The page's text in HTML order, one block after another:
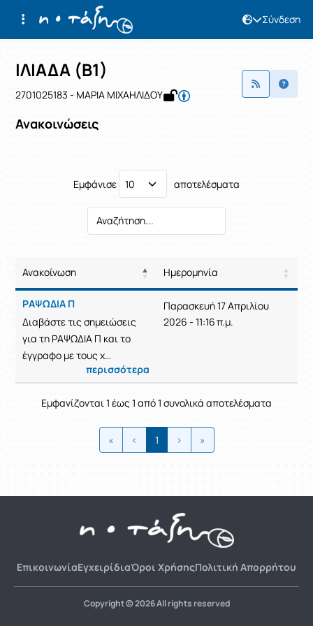
Σύνδεση
Αρχική Σελίδα
Μάθημα : ΙΛΙΑΔΑ (Β1)
Κωδικός : 2701025183
ΙΛΙΑΔΑ (Β1)
2701025183 - ΜΑΡΙΑ ΜΙΧΑΗΛΙΔΟΥ
Ανακοινώσεις
Εμφάνισε αποτελέσματα
Ανακοίνωση
Ημερομηνία
Ρυθμίσεις επιλογής /
Ανακοίνωση
Ρυθμίσεις επιλογής /
ΡΑΨΩΔΙΑ Π
Διαβάστε τις σημειώσεις
για τη ΡΑΨΩΔΙΑ Π και το
έγγραφο με τους χ…
περισσότερα
Παρασκευή 17 Απριλίου
2026 - 11:16 π.μ.
Εμφανίζονται 1 έως 1 από 1 συνολικά αποτελέσματα
« ‹ 1 › »
ΕπικοινωνίαΕγχειρίδιαΌροι ΧρήσηςΠολιτική Απορρήτου
Copyright © 2026 All rights reserved